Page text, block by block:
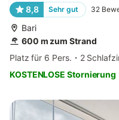
8,8 Sehr gut 32
Bari
600 m zum Strand
Platz für 6 Pers.
2
KOSTENLOSE Stornierung